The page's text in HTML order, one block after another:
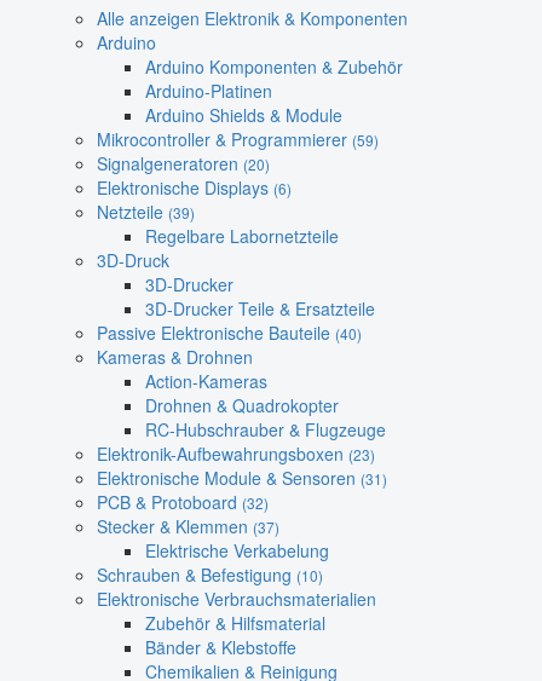
Alle anzeigen Elektronik & Komponenten
Arduino
Arduino Komponenten & Zubehör
Arduino-Platinen
Arduino Shields & Module
Mikrocontroller & Programmierer (59)
Signalgeneratoren (20)
Elektronische Displays (6)
Netzteile (39)
Regelbare Labornetzteile
3D-Druck
3D-Drucker
3D-Drucker Teile & Ersatzteile
Passive Elektronische Bauteile (40)
Kameras & Drohnen
Action-Kameras
Drohnen & Quadrokopter
RC-Hubschrauber & Flugzeuge
Elektronik-Aufbewahrungsboxen (23)
Elektronische Module & Sensoren (31)
PCB & Protoboard (32)
Stecker & Klemmen (37)
Elektrische Verkabelung
Schrauben & Befestigung (10)
Elektronische Verbrauchsmaterialien
Zubehör & Hilfsmaterial
Bänder & Klebstoffe
Chemikalien & Reinigung